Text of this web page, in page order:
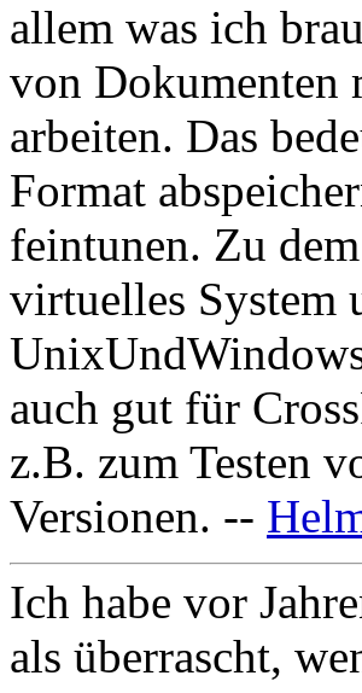
allem was ich
von Dokumenten
arbeiten. Das
Format
feintunen. Zu
virtuelles
auch gut für
z.B. zum Testen
Versionen. --
Ich habe vor
als überrascht,